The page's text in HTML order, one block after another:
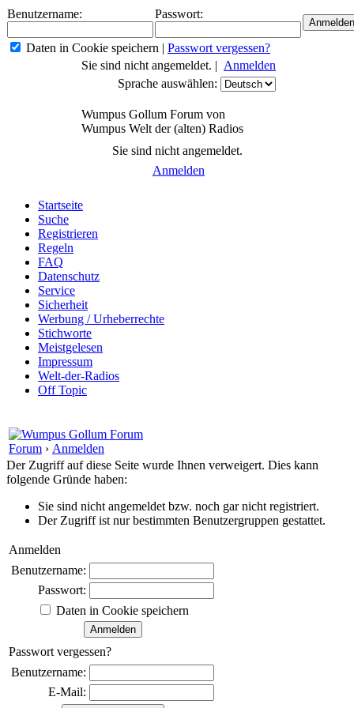
Benutzername: Passwort:
Daten in Cookie speichern | Passwort vergessen?
Sie sind nicht angemeldet. | Anmelden
Sprache auswählen:
Wumpus Gollum Forum von
Wumpus Welt der (alten) Radios
Sie sind nicht angemeldet.
Anmelden
Startseite
Suche
Registrieren
Regeln
FAQ
Datenschutz
Service
Sicherheit
Werbung / Urheberrechte
Stichworte
Meistgelesen
Impressum
Welt-der-Radios
Off Topic
Forum › Anmelden
Der Zugriff auf diese Seite wurde Ihnen verweigert. Dies kann
folgende Gründe haben:
Sie sind nicht angemeldet bzw. noch gar nicht registriert.
Der Zugriff ist nur bestimmten Benutzergruppen gestattet.
Anmelden
Benutzername:
Passwort:
Daten in Cookie speichern
Passwort vergessen?
Benutzername:
E-Mail: